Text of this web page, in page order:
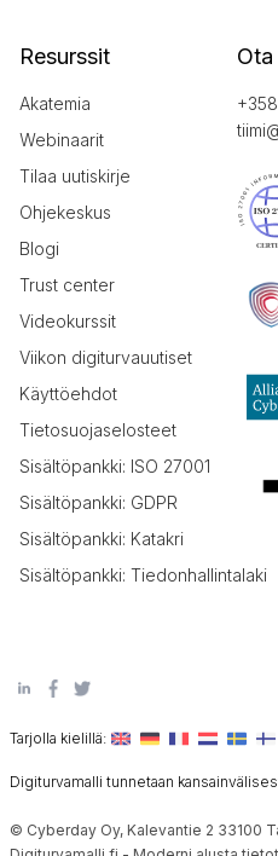
Resurssit
Akatemia
Webinaarit
Tilaa uutiskirje
Ohjekeskus
Blogi
Trust center
Videokurssit
Viikon digiturvauutiset
Käyttöehdot
Tietosuojaselosteet
Sisältöpankki: ISO 27001
Sisältöpankki: GDPR
Sisältöpankki: Katakri
Sisältöpankki: Tiedonhallintalaki
Tarjolla kielillä:
Digiturvamalli tunnetaan
© Cyberday Oy, Kalevantie 2 33100